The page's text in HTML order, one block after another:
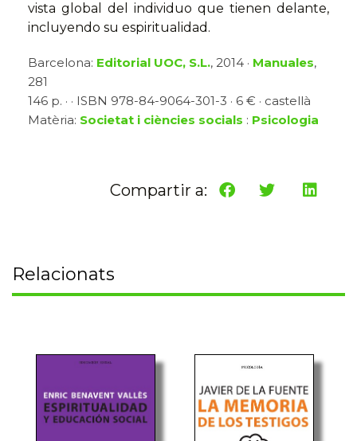
vista global del individuo que tienen delante,
incluyendo su espiritualidad.
Barcelona: Editorial UOC, S.L., 2014 · Manuales,
281
146 p. · · ISBN 978-84-9064-301-3 · 6 € · castellà
Matèria: Societat i ciències socials : Psicologia
Compartir a:
Relacionats